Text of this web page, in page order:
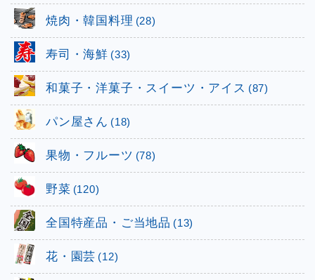
焼肉・韓国料理 (28)
寿司・海鮮 (33)
和菓子・洋菓子・スイーツ・アイス (87)
パン屋さん (18)
果物・フルーツ (78)
野菜 (120)
全国特産品・ご当地品 (13)
花・園芸 (12)